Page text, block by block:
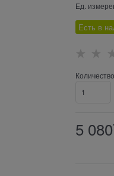
Ед.
Есть в
5 080